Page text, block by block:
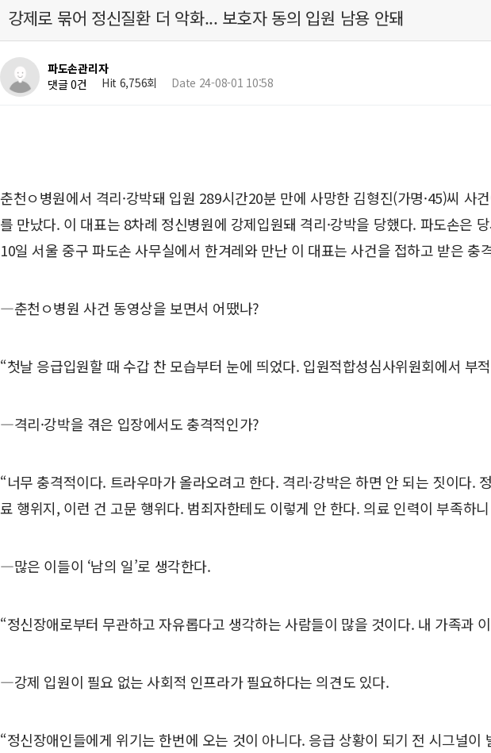
강제로 묶어 정신질환 더 악화... 보호자 동의 입원 남용 안돼
파도손관리자
댓글 0건
Hit 6,756회 Date 24-08-01 10:58
춘천ㅇ병원에서 격리·강박돼 입원 289시간20분 만에 사망한 김형진(가명·45)씨
를 만났다. 이 대표는 8차례 정신병원에 강제입원돼 격리·강박을 당했다. 파도손은
10일 서울 중구 파도손 사무실에서 한겨레와 만난 이 대표는 사건을 접하고 받은 충
―춘천ㅇ병원 사건 동영상을 보면서 어땠나?
“첫날 응급입원할 때 수갑 찬 모습부터 눈에 띄었다. 입원적합성심사위원회에서
―격리·강박을 겪은 입장에서도 충격적인가?
“너무 충격적이다. 트라우마가 올라오려고 한다. 격리·강박은 하면 안 되는 짓이다
료 행위지, 이런 건 고문 행위다. 범죄자한테도 이렇게 안 한다. 의료 인력이 부족하
―많은 이들이 ‘남의 일’로 생각한다.
“정신장애로부터 무관하고 자유롭다고 생각하는 사람들이 많을 것이다. 내 가족과
―강제 입원이 필요 없는 사회적 인프라가 필요하다는 의견도 있다.
“정신장애인들에게 위기는 한번에 오는 것이 아니다. 응급 상황이 되기 전 시그널